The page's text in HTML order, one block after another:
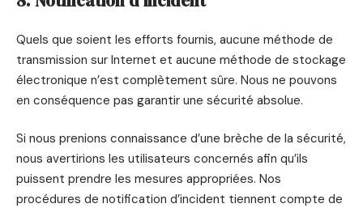
Quels que soient les efforts fournis, aucune méthode de
transmission sur Internet et aucune méthode de stockage
électronique n’est complètement sûre. Nous ne pouvons
en conséquence pas garantir une sécurité absolue.
Si nous prenions connaissance d’une brèche de la sécurité,
nous avertirions les utilisateurs concernés afin qu’ils
puissent prendre les mesures appropriées. Nos
procédures de notification d’incident tiennent compte de